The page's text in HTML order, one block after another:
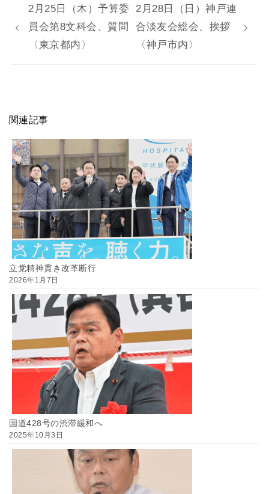
2月25日（木）予算委
員会第8文科会、質問
〈東京都内〉
2月28日（日）神戸連
合淡友会総会、挨拶
〈神戸市内〉
関連記事
立党精神貫き改革断行
2026年1月7日
国道428号の渋滞緩和へ
2025年10月3日